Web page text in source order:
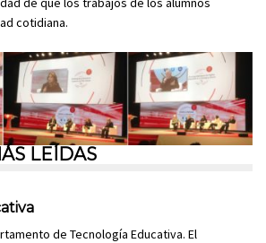
cotidiana.
LEÍDAS
de Tecnología Educativa. El